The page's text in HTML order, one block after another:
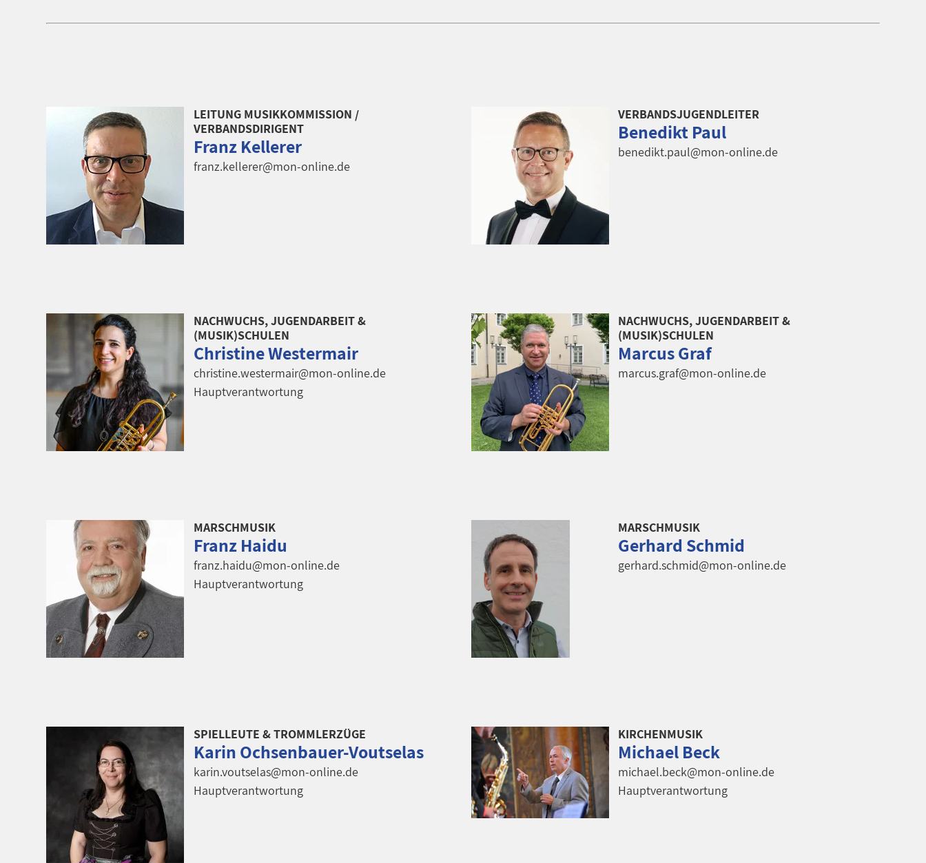
LEITUNG MUSIKKOMMISSION /
VERBANDSDIRIGENT
Franz Kellerer
franz.kellerer@mon-online.de
VERBANDSJUGENDLEITER
Benedikt Paul
benedikt.paul@mon-online.de
NACHWUCHS, JUGENDARBEIT &
(MUSIK)SCHULEN
Christine Westermair
christine.westermair@mon-online.de
Hauptverantwortung
NACHWUCHS, JUGENDARBEIT &
(MUSIK)SCHULEN
Marcus Graf
marcus.graf@mon-online.de
MARSCHMUSIK
Franz Haidu
franz.haidu@mon-online.de
Hauptverantwortung
MARSCHMUSIK
Gerhard Schmid
gerhard.schmid@mon-online.de
SPIELLEUTE & TROMMLERZÜGE
Karin Ochsenbauer-Voutselas
karin.voutselas@mon-online.de
Hauptverantwortung
KIRCHENMUSIK
Michael Beck
michael.beck@mon-online.de
Hauptverantwortung